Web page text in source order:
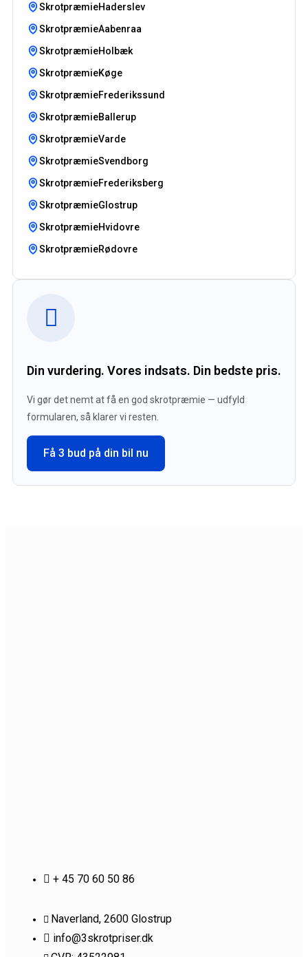
SkrotpræmieHaderslev
SkrotpræmieAabenraa
SkrotpræmieHolbæk
SkrotpræmieKøge
SkrotpræmieFrederikssund
SkrotpræmieBallerup
SkrotpræmieVarde
SkrotpræmieSvendborg
SkrotpræmieFrederiksberg
SkrotpræmieGlostrup
SkrotpræmieHvidovre
SkrotpræmieRødovre
Din vurdering. Vores indsats. Din bedste pris.
Vi gør det nemt at få en god skrotpræmie — udfyld
formularen, så klarer vi resten.
Få 3 bud på din bil nu
+ 45 70 60 50 86
Naverland, 2600 Glostrup
info@3skrotpriser.dk